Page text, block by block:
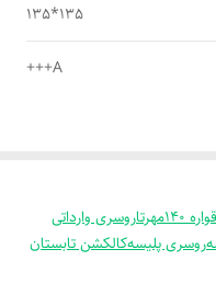
135*135
A+++
قواره 140 مهرتاروسری وارداتی
روسری پلیسهکالکشن تابستان